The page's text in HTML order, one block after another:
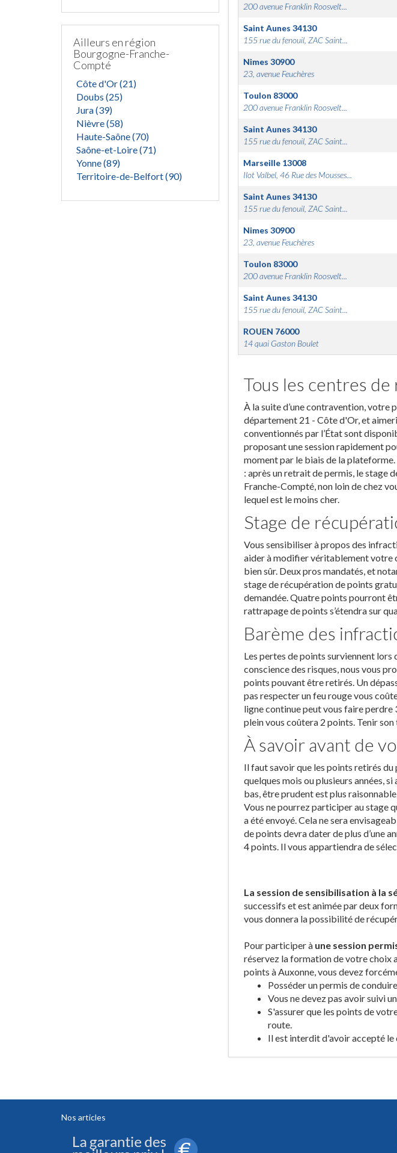
Ailleurs en région
Bourgogne-Franche-
Compté
Côte d'Or (21)
Doubs (25)
Jura (39)
Nièvre (58)
Haute-Saône (70)
Saône-et-Loire (71)
Yonne (89)
Territoire-de-Belfort (90)
200 avenue Franklin Roosvelt...
Saint Aunes 34130
155 rue du fenouil, ZAC Saint...
Nimes 30900
23, avenue Feuchères
Toulon 83000
200 avenue Franklin Roosvelt...
Saint Aunes 34130
155 rue du fenouil, ZAC Saint...
Marseille 13008
Ilot Valbel, 46 Rue des Mousses...
Saint Aunes 34130
155 rue du fenouil, ZAC Saint...
Nimes 30900
23, avenue Feuchères
Toulon 83000
200 avenue Franklin Roosvelt...
Saint Aunes 34130
155 rue du fenouil, ZAC Saint...
ROUEN 76000
14 quai Gaston Boulet
Tous les centres
À la suite d’une contravention, votre
département 21 - Côte d'Or, et
conventionnés par l’État sont
proposant une session rapidement
moment par le biais de la
: après un retrait de permis, le stage
Franche-Compté, non loin de chez
lequel est le moins cher.
Stage de
Vous sensibiliser à propos des
aider à modifier véritablement votre
bien sûr. Deux pros mandatés, et
stage de récupération de points
demandée. Quatre points pourront
rattrapage de points s’étendra sur
Barème des
Les pertes de points surviennent
conscience des risques, nous vous
points pouvant être retirés. Un
pas respecter un feu rouge vous
ligne continue peut vous faire perdre
plein vous coûtera 2 points. Tenir
À savoir avant de
Il faut savoir que les points retirés
quelques mois ou plusieurs années,
bas, être prudent est plus
Vous ne pourrez participer au stage
a été envoyé. Cela ne sera
de points devra dater de plus d’une
4 points. Il vous appartiendra de
La session de sensibilisation à la
successifs et est animée par deux
vous donnera la possibilité de
Pour participer à une session
réservez la formation de votre choix
points à Auxonne, vous devez
Posséder un permis de
Vous ne devez pas avoir suivi
S'assurer que les points de
route.
Il est interdit d'avoir accepté
Nos articles